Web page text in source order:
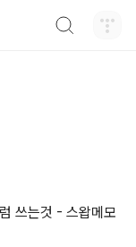
쓰는것 - 스왑메모